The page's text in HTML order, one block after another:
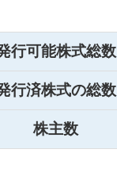
行可能株式総数
行済株式の総数
株主数